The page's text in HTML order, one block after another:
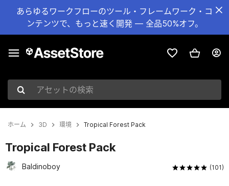
あらゆるワークフローのツール・フレームワーク・コ
ンテンツで、もっと速く開発 — 全品50%オフ。
アセットの検索
ホーム 3D 環境 Tropical Forest Pack
Tropical Forest Pack
Baldinoboy (101)